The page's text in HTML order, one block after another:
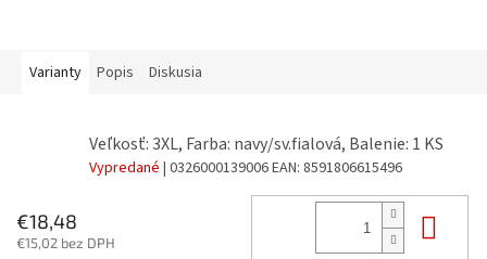
Varianty Popis Diskusia
Veľkosť: 3XL, Farba: navy/sv.fialová, Balenie: 1 KS
Vypredané | 0326000139006EAN: 8591806615496
€18,48
€15,02 bez DPH